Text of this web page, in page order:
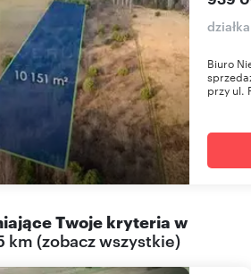
Biuro
przy ul.
Twoje kryteria w
km(zobacz wszystkie)